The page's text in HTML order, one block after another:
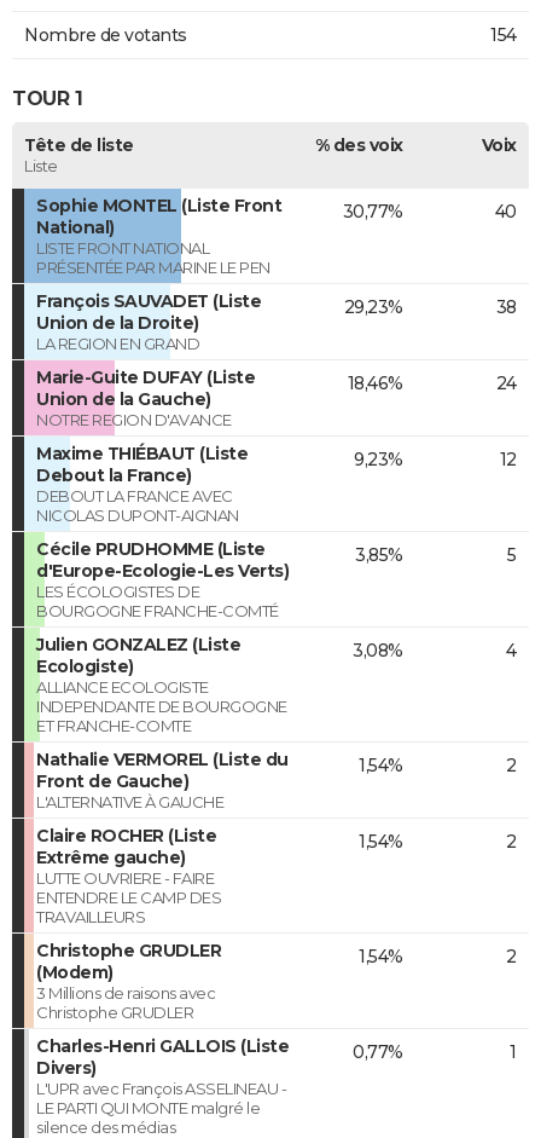
Nombre de votants 154
TOUR 1
Tête de liste
Liste
% des voix Voix
Sophie MONTEL (Liste Front
National)
LISTE FRONT NATIONAL
PRÉSENTÉE PAR MARINE LE PEN
30,77% 40
François SAUVADET (Liste
Union de la Droite)
LA REGION EN GRAND
29,23% 38
Marie-Guite DUFAY (Liste
Union de la Gauche)
NOTRE REGION D'AVANCE
18,46% 24
Maxime THIÉBAUT (Liste
Debout la France)
DEBOUT LA FRANCE AVEC
NICOLAS DUPONT-AIGNAN
9,23% 12
Cécile PRUDHOMME (Liste
d'Europe-Ecologie-Les Verts)
LES ÉCOLOGISTES DE
BOURGOGNE FRANCHE-COMTÉ
3,85% 5
Julien GONZALEZ (Liste
Ecologiste)
ALLIANCE ECOLOGISTE
INDEPENDANTE DE BOURGOGNE
ET FRANCHE-COMTE
3,08% 4
Nathalie VERMOREL (Liste du
Front de Gauche)
L'ALTERNATIVE À GAUCHE
1,54% 2
Claire ROCHER (Liste
Extrême gauche)
LUTTE OUVRIERE - FAIRE
ENTENDRE LE CAMP DES
TRAVAILLEURS
1,54% 2
Christophe GRUDLER
(Modem)
3 Millions de raisons avec
Christophe GRUDLER
1,54% 2
Charles-Henri GALLOIS (Liste
Divers)
L'UPR avec François ASSELINEAU -
LE PARTI QUI MONTE malgré le
silence des médias
0,77% 1